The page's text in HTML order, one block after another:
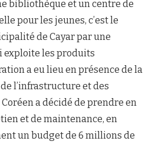
bibliothèque et un centre de
pour les jeunes, c’est le
de Cayar par une
exploite les produits
a eu lieu en présence de la
l’infrastructure et des
a décidé de prendre en
et de maintenance, en
un budget de 6 millions de